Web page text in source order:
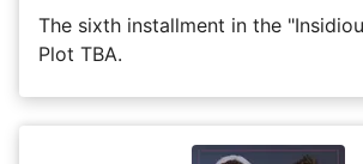
The sixth installment in the
Plot TBA.